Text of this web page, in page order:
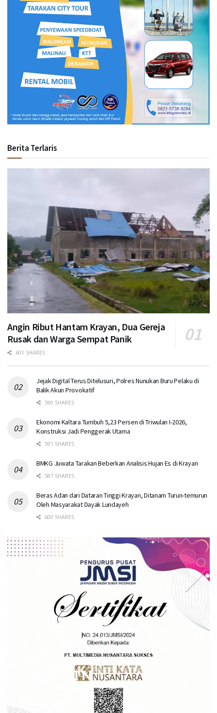
Berita Terlaris
Angin Ribut Hantam Krayan, Dua Gereja
Rusak dan Warga Sempat Panik
601 SHARES
Jejak Digital Terus Ditelusuri, Polres Nunukan Buru Pelaku di
Balik Akun Provokatif
590 SHARES
Ekonomi Kaltara Tumbuh 5,23 Persen di Triwulan I-2026,
Konstruksi Jadi Penggerak Utama
591 SHARES
BMKG Juwata Tarakan Beberkan Analisis Hujan Es di Krayan
587 SHARES
Beras Adan dari Dataran Tinggi Krayan, Ditanam Turun-temurun
Oleh Masyarakat Dayak Lundayeh
600 SHARES